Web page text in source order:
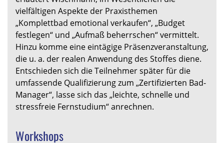
vielfältigen Aspekte der Praxisthemen
„Komplettbad emotional verkaufen“, „Budget
festlegen“ und „Aufmaß beherrschen“ vermittelt.
Hinzu komme eine eintägige Präsenzveranstaltung,
die u. a. der realen Anwendung des Stoffes diene.
Entschieden sich die Teilnehmer später für die
umfassende Qualifizierung zum „Zertifizierten Bad-
Manager“, lasse sich das „leichte, schnelle und
stressfreie Fernstudium“ anrechnen.
Workshops